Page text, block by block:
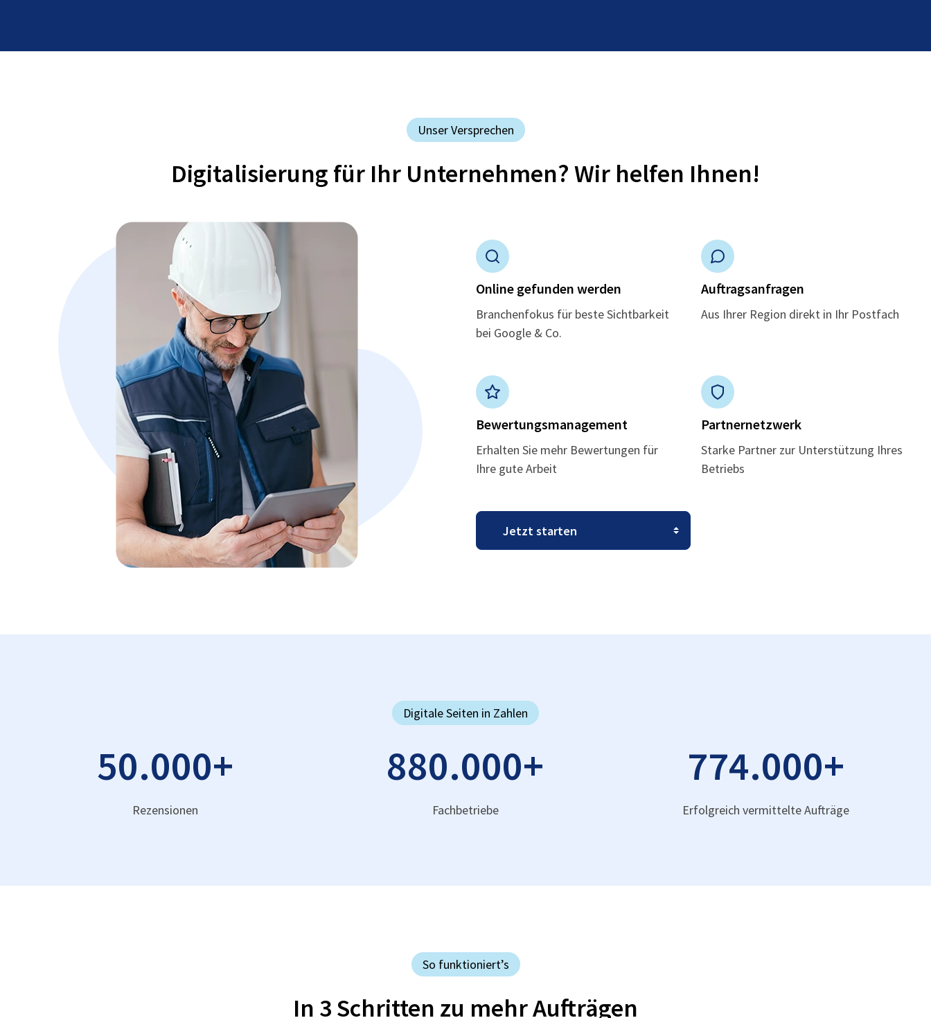
Unser Versprechen
Digitalisierung für Ihr Unternehmen? Wir helfen Ihnen!
Online gefunden werden
Branchenfokus für beste Sichtbarkeit
bei Google & Co.
Auftragsanfragen
Aus Ihrer Region direkt in Ihr Postfach
Bewertungsmanagement
Erhalten Sie mehr Bewertungen für
Ihre gute Arbeit
Partnernetzwerk
Starke Partner zur Unterstützung Ihres
Betriebs
Digitale Seiten in Zahlen
50.000+
Rezensionen
880.000+
Fachbetriebe
774.000+
Erfolgreich vermittelte Aufträge
So funktioniert’s
In 3 Schritten zu mehr Aufträgen